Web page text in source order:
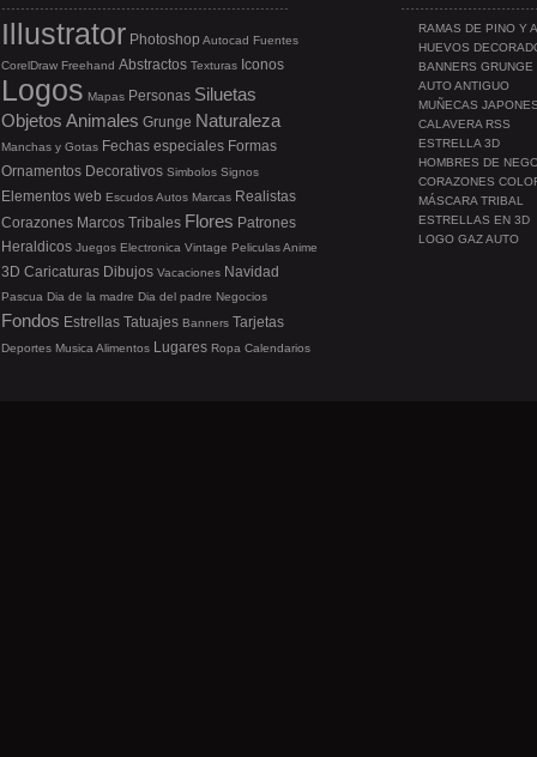
RAMAS DE PINO Y
HUEVOS
BANNERS GRUNGE
AUTO ANTIGUO
MUÑECAS
CALAVERA RSS
ESTRELLA 3D
HOMBRES DE
CORAZONES
MÁSCARA TRIBAL
ESTRELLAS EN 3D
LOGO GAZ AUTO
Illustrator Photoshop Autocad Fuentes
CorelDraw Freehand Abstractos Texturas Iconos
Logos Mapas Personas Siluetas
Objetos Animales Grunge Naturaleza
Manchas y Gotas Fechas especiales Formas
Ornamentos Decorativos Simbolos Signos
Elementos web EscudosAutos Marcas Realistas
Corazones Marcos Tribales Flores Patrones
Heraldicos Juegos Electronica Vintage PeliculasAnime
3D Caricaturas Dibujos Vacaciones Navidad
Pascua Dia de la madre Dia del padre Negocios
Fondos Estrellas Tatuajes Banners Tarjetas
Deportes Musica Alimentos Lugares Ropa Calendarios